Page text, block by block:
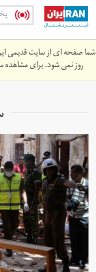
Skip
main
content
شما صفحه ای از سایت قدیمی
روز نمی شود. برای مشاهده